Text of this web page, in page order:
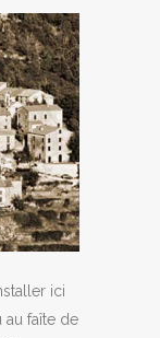
ici
au faîte de